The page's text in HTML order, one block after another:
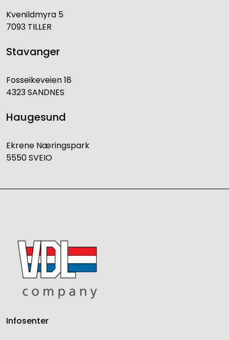
Kvenildmyra 5
7093 TILLER
Stavanger
Fosseikeveien 18
4323 SANDNES
Haugesund
Ekrene Næringspark
5550 SVEIO
Infosenter